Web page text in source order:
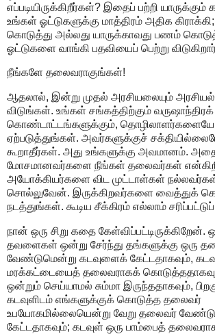
எப்படியிருக்கிறீர்கள்? இதைப் பற்றி
உங்கள் ஓட்டுகளுக்கு மாத்திரம் அதிக
கொடுத்து அல்லது யாருக்காவது பணம்
ஓட்டுகளை வாங்கி பதவியைப் பெற்று
நீங்களே தலைவராகுங்கள்!
ஆதலால், இன்று முதல் அரசியலையும்
விடுங்கள். உங்கள் சங்கத்திற்கும் வருஷாந்திரக்
கொண்டாட்டங்களுக்கும்,
ஏற்படுத்துங்கள். அவர்களுக்குச்
கூறாதீர்கள். அது உங்களுக்கு அவமானம்.
மோசமானவர்களை நீங்கள் தலைவர்கள்
அயோக்கியர்களை விட முட்டாள்கள்
சொல்லுவேன். இருக்கிறவர்களை வைத்துக்
நடத்துங்கள். கூடிய சீக்கிரம் எல்லாம்
நான் ஒரு சிறு கதை கேள்விப்பட்டிருக்கிறேன்.
தவளைகள் ஒன்று சேர்ந்து தங்களுக்கு ஒரு
வேண்டுமென்று கடவுளைக் கேட்டதாகவும்,
மரக்கட்டையைத் தலைவராகக்
ஒன்றும் செய்யாமல் சும்மா இருந்ததாகவும்,
கடவுளிடம் எங்களுக்குக் கொடுத்த தலைவர்
உபயோகமில்லையென்று வேறு தலைவர்
கேட்டதாகவும்; கடவுள் ஒரு பாம்பைத்